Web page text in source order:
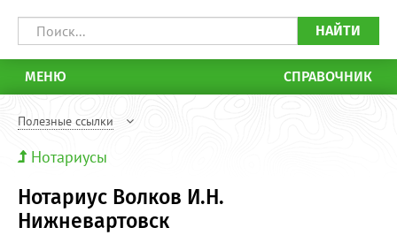
НАЙТИ
МЕНЮ СПРАВОЧНИК
Полезные ссылки
Нотариусы
Нотариус Волков И.Н.
Нижневартовск